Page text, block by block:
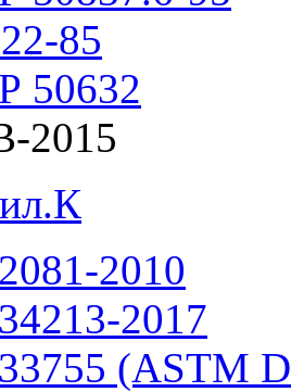
85
50632
2015
2010
2017
(ASTM